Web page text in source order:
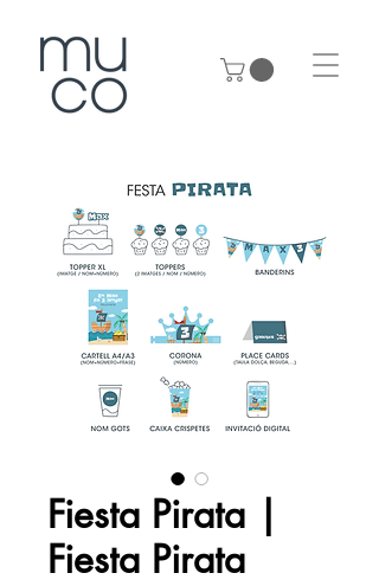
Fiesta Pirata |
Fiesta Pirata